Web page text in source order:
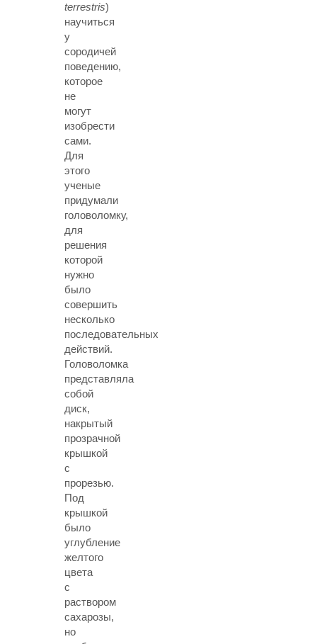
terrestris)
научиться
у
сородичей
поведению,
которое
не
могут
изобрести
сами.
Для
этого
ученые
придумали
головоломку,
для
решения
которой
нужно
было
совершить
несколько
последовательных
действий.
Головоломка
представляла
собой
диск,
накрытый
прозрачной
крышкой
с
прорезью.
Под
крышкой
было
углубление
желтого
цвета
с
раствором
сахарозы,
но